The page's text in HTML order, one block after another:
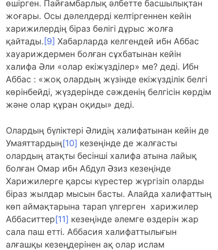
өшірген. Пайғамбарлық әлбетте басшылықтан
жоғары. Осы дәлелдерді келтіргеннен кейін
харижилердің біраз бөлігі дұрыс жолға
қайтады.[9] Хабарларда келгендей ибн Аббас
хауариждермен болған сұхбатынан кейін
халифа Әли «олар екіжүзділер» ме? деді. Ибн
Аббас : «жоқ олардың жүзінде екіжүзділік белгі
көрінбейді, жүздерінде сәжденің белгісін көрдім
және олар құран оқиды» деді.
Олардың бүліктері Әлидің халифатынан кейін де
Умаяттардың[10] кезеңінде де жалғасты
олардың атақты бесінші халифа атына лайық
болған Омар ибн Абдул Әзиз кезеңінде
Харижилерге қарсы күрестер жүргізіп оларды
біраз жылдар мысын басты. Алайда халифаттың
көп аймақтарына тарап үлгерген харижилер
Аббаситтер[11] кезеңінде әлемге өздерін жар
сала паш етті. Аббасия халифаттылығын
алғашқы кезеңдерінен ақ олар ислам